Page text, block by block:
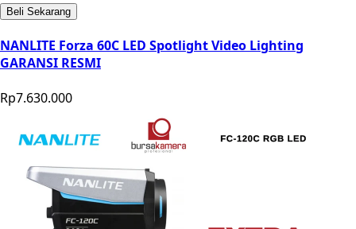
Beli Sekarang
NANLITE Forza 60C LED Spotlight Video Lighting
GARANSI RESMI
Rp7.630.000